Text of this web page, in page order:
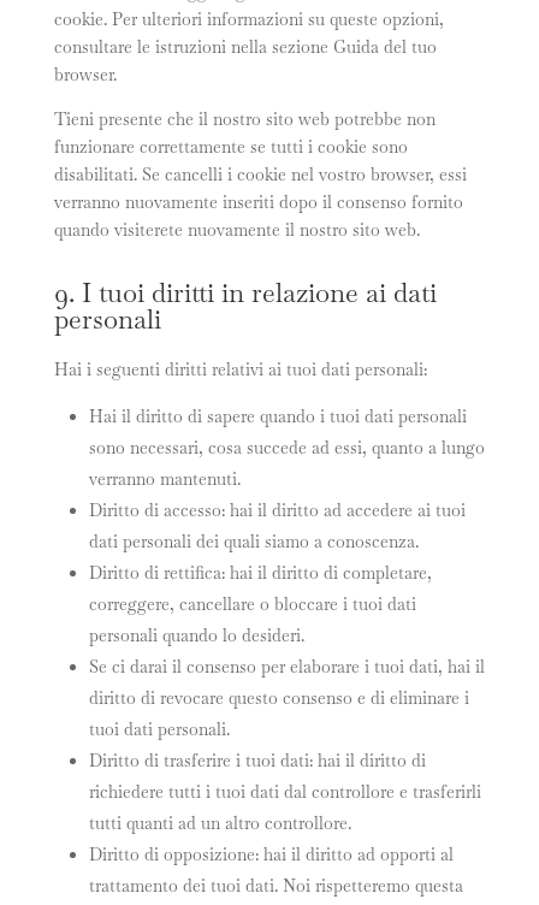
cookie. Per ulteriori informazioni su queste opzioni,
consultare le istruzioni nella sezione Guida del tuo
browser.
Tieni presente che il nostro sito web potrebbe non
funzionare correttamente se tutti i cookie sono
disabilitati. Se cancelli i cookie nel vostro browser, essi
verranno nuovamente inseriti dopo il consenso fornito
quando visiterete nuovamente il nostro sito web.
9. I tuoi diritti in relazione ai dati
personali
Hai i seguenti diritti relativi ai tuoi dati personali:
Hai il diritto di sapere quando i tuoi dati personali
sono necessari, cosa succede ad essi, quanto a lungo
verranno mantenuti.
Diritto di accesso: hai il diritto ad accedere ai tuoi
dati personali dei quali siamo a conoscenza.
Diritto di rettifica: hai il diritto di completare,
correggere, cancellare o bloccare i tuoi dati
personali quando lo desideri.
Se ci darai il consenso per elaborare i tuoi dati, hai il
diritto di revocare questo consenso e di eliminare i
tuoi dati personali.
Diritto di trasferire i tuoi dati: hai il diritto di
richiedere tutti i tuoi dati dal controllore e trasferirli
tutti quanti ad un altro controllore.
Diritto di opposizione: hai il diritto ad opporti al
trattamento dei tuoi dati. Noi rispetteremo questa